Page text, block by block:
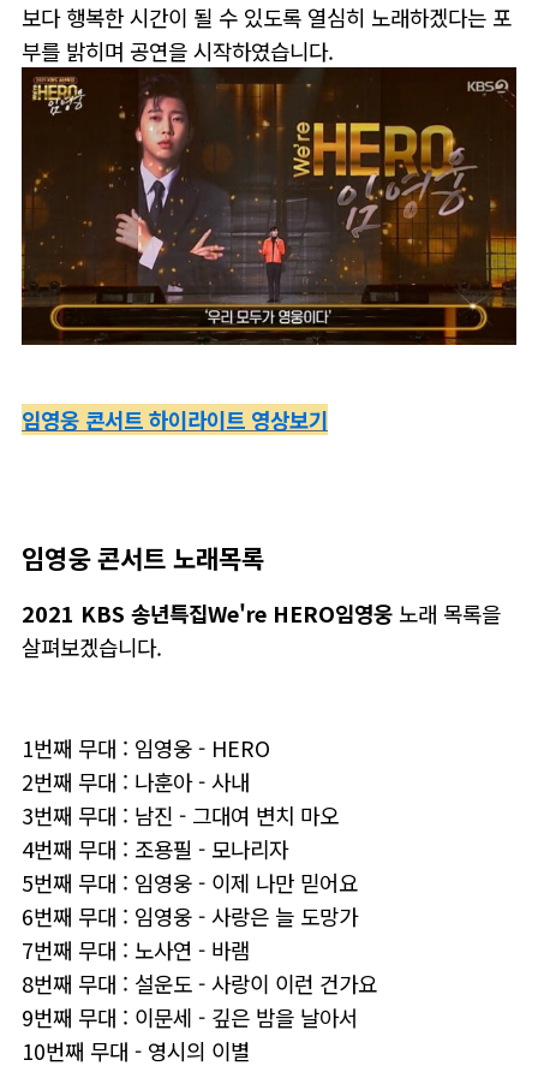
보다 행복한 시간이 될 수 있도록 열심히 노래하겠다는 포
부를 밝히며 공연을 시작하였습니다.
임영웅 콘서트 하이라이트 영상보기
임영웅 콘서트 노래목록
2021 KBS 송년특집We're HERO임영웅 노래 목록을
살펴보겠습니다.
1번째 무대 : 임영웅 - HERO
2번째 무대 : 나훈아 - 사내
3번째 무대 : 남진 - 그대여 변치 마오
4번째 무대 : 조용필 - 모나리자
5번째 무대 : 임영웅 - 이제 나만 믿어요
6번째 무대 : 임영웅 - 사랑은 늘 도망가
7번째 무대 : 노사연 - 바램
8번째 무대 : 설운도 - 사랑이 이런 건가요
9번째 무대 : 이문세 - 깊은 밤을 날아서
10번째 무대 - 영시의 이별